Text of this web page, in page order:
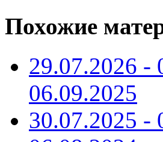
Похожие
29.07.2026 -
06.09.2025
30.07.2025 -